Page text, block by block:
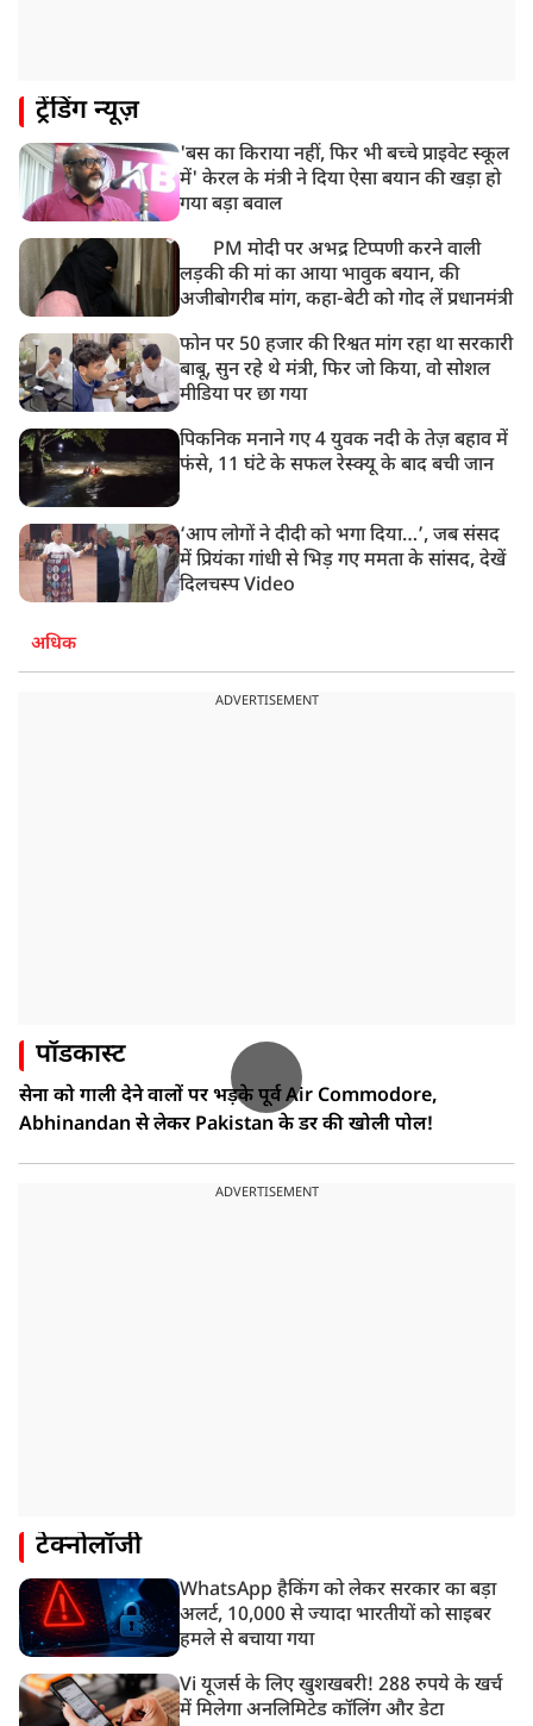
ट्रेंडिंग न्यूज़
'बस का किराया नहीं, फिर भी बच्चे प्राइवेट स्कूल
में' केरल के मंत्री ने दिया ऐसा बयान की खड़ा हो
गया बड़ा बवाल
PM मोदी पर अभद्र टिप्पणी करने वाली
लड़की की मां का आया भावुक बयान, की
अजीबोगरीब मांग, कहा-बेटी को गोद लें प्रधानमंत्री
फोन पर 50 हजार की रिश्वत मांग रहा था सरकारी
बाबू, सुन रहे थे मंत्री, फिर जो किया, वो सोशल
मीडिया पर छा गया
पिकनिक मनाने गए 4 युवक नदी के तेज़ बहाव में
फंसे, 11 घंटे के सफल रेस्क्यू के बाद बची जान
‘आप लोगों ने दीदी को भगा दिया…’, जब संसद
में प्रियंका गांधी से भिड़ गए ममता के सांसद, देखें
दिलचस्प Video
अधिक
ADVERTISEMENT
पॉडकास्ट
सेना को गाली देने वालों पर भड़के पूर्व Air Commodore,
Abhinandan से लेकर Pakistan के डर की खोली पोल!
ADVERTISEMENT
टेक्नोलॉजी
WhatsApp हैकिंग को लेकर सरकार का बड़ा
अलर्ट, 10,000 से ज्यादा भारतीयों को साइबर
हमले से बचाया गया
Vi यूजर्स के लिए खुशखबरी! 288 रुपये के खर्च
में मिलेगा अनलिमिटेड कॉलिंग और डेटा